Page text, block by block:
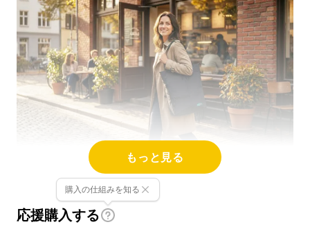
もっと見る
応援購入する
購入の仕組みを知る